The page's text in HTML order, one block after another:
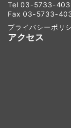
Tel 03-5733-
Fax 03-5733-
プライバシーポリ
アクセス